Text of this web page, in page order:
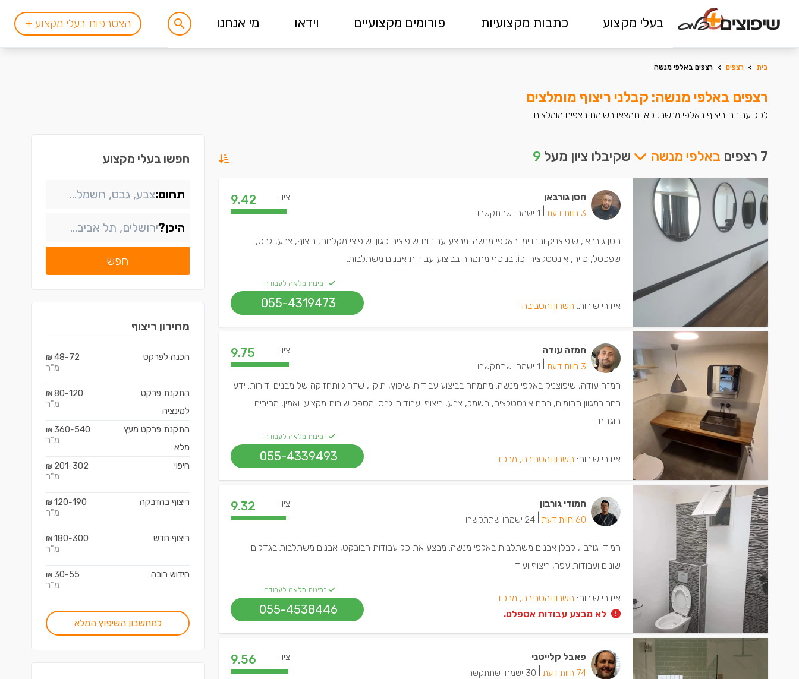
בעלי מקצוע כתבות מקצועיות פורומים מקצועיים וידאו מי אנחנו הצטרפות בעלי מקצוע +
בית > רצפים > רצפים באלפי מנשה
רצפים באלפי מנשה: קבלני ריצוף מומלצים
לכל עבודת ריצוף באלפי מנשה, כאן תמצאו רשימת רצפים מומלצים
7 רצפים באלפי מנשה שקיבלו ציון מעל 9
חסן גורבאן
3 חוות דעת 1 ישמחו שתתקשרו
ציון: 9.42
חסן גורבאן, שיפוצניק והנדימן באלפי מנשה. מבצע עבודות שיפוצים כגון: שיפוצי מקלחת, ריצוף, צבע, גבס,
שפכטל, טייח, אינסטלציה וכו'. בנוסף מתמחה בביצוע עבודות אבנים משתלבות.
איזורי שירות: השרון והסביבה
זמינות מלאה לעבודה
055-4319473
חמזה עודה
3 חוות דעת 1 ישמחו שתתקשרו
ציון: 9.75
חמזה עודה, שיפוצניק באלפי מנשה. מתמחה בביצוע עבודות שיפוץ, תיקון, שדרוג ותחזוקה של מבנים ודירות. ידע
רחב במגוון תחומים, בהם אינסטלציה, חשמל, צבע, ריצוף ועבודות גבס. מספק שירות מקצועי ואמין, מחירים
הוגנים.
איזורי שירות: השרון והסביבה, מרכז
זמינות מלאה לעבודה
055-4339493
חמודי גורבון
60 חוות דעת 24 ישמחו שתתקשרו
ציון: 9.32
חמודי גורבון, קבלן אבנים משתלבות באלפי מנשה. מבצע את כל עבודות הבובקט, אבנים משתלבות בגדלים
שונים ועבודות עפר, ריצוף ועוד.
איזורי שירות: השרון והסביבה, מרכז
לא מבצע עבודות אספלט.
זמינות מלאה לעבודה
055-4538446
פאבל קלייטני
74 חוות דעת 30 ישמחו שתתקשרו
ציון: 9.56
חפשו בעלי מקצוע
תחום:
היכן?
חפש
מחירון ריצוף
הכנה לפרקט 48-72
₪
מ"ר
התקנת פרקט
למינציה
80-120
₪
מ"ר
התקנת פרקט מעץ
מלא
360-540
₪
מ"ר
חיפוי 201-302
₪
מ"ר
ריצוף בהדבקה 120-190
₪
מ"ר
ריצוף חדש 180-300
₪
מ"ר
חידוש רובה 30-55
₪
מ"ר
למחשבון השיפוץ המלא